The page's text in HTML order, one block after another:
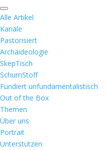
Alle Artikel
Kanäle
Pastorisiert
Archäideologie
SkepTisch
SchumStoff
Fundiert unfundamentalistisch
Out of the Box
Themen
Über uns
Portrait
Unterstützen